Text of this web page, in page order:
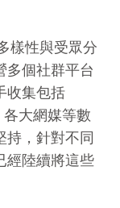
樣性與受眾分
多個社群平台
收集包括
大網媒等數
持，針對不同
經陸續將這些